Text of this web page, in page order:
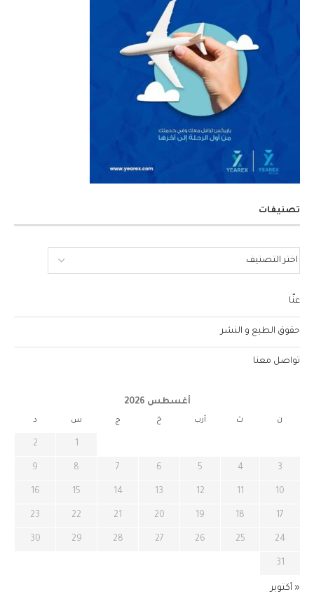
تصنيفات
عنّا
حقوق الطبع و النشر
تواصل معنا
أغسطس 2026
ن ث أرب خ ج س د
1
2
3
4
5
6
7
8
9
10
11
12
13
14
15
16
17
18
19
20
21
22
23
24
25
26
27
28
29
30
31
« أكتوبر